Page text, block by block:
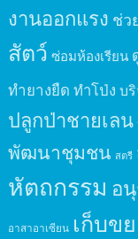
งานออกแรง ช่ว
สัตว์ ซ่อมห้องเรียน
ทำยางยืด ทำโป่ง บ
ปลูกป่าชายเลน
พัฒนาชุมชน สตรี
หัตถกรรม อ
อาสาอาเซียน เก็บข